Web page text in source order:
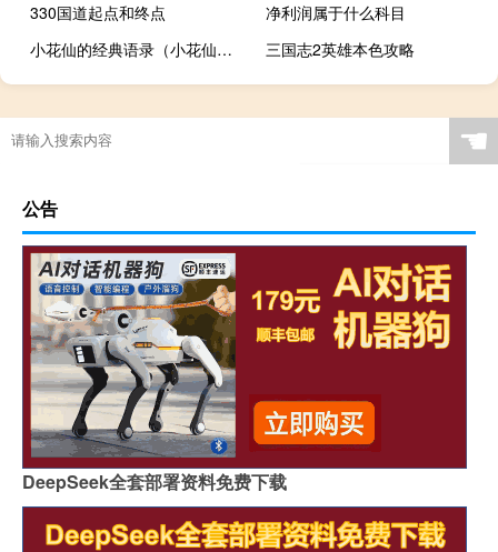
330国道起点和终点
净利润属于什么科目
小花仙的经典语录（小花仙的贴吧）
三国志2英雄本色攻略
☚
公告
DeepSeek全套部署资料免费下载